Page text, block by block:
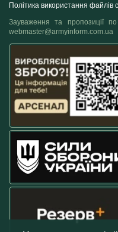
Політика використання файлів
Зауваження та пропозиції
webmaster@armyinform.com.ua